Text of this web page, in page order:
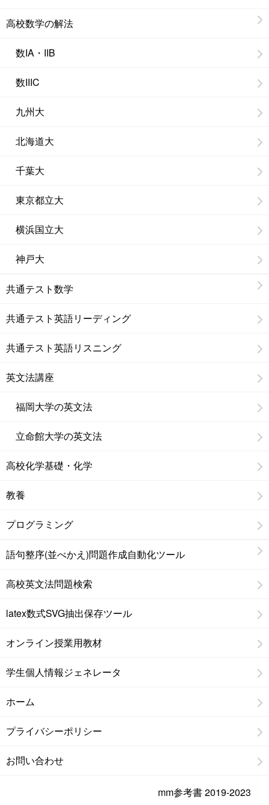
高校数学の解法
数IA・IIB
数IIIC
九州大
北海道大
千葉大
東京都立大
横浜国立大
神戸大
共通テスト数学
共通テスト英語リーディング
共通テスト英語リスニング
英文法講座
福岡大学の英文法
立命館大学の英文法
高校化学基礎・化学
教養
プログラミング
語句整序(並べかえ)問題作成自動化ツール
高校英文法問題検索
latex数式SVG抽出保存ツール
オンライン授業用教材
学生個人情報ジェネレータ
ホーム
プライバシーポリシー
お問い合わせ
mm参考書 2019-2023